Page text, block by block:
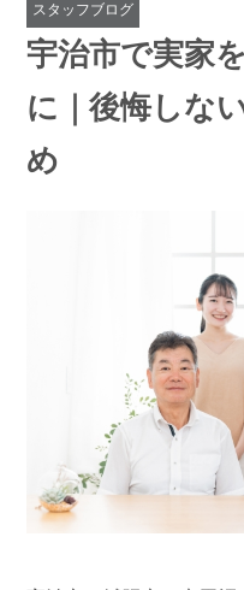
スタッフブログ
宇治市で実家
に｜後悔しな
め